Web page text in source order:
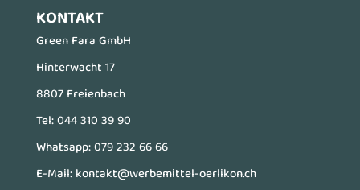
KONTAKT
Green Fara GmbH
Hinterwacht 17
8807 Freienbach
Tel:044 310 39 90
Whatsapp:079 232 66 66
E-Mail:kontakt@werbemittel-oerlikon.ch